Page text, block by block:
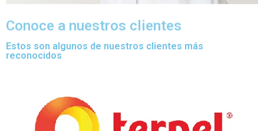
Conoce a nuestros clientes
Estos son algunos de nuestros clientes más
reconocidos